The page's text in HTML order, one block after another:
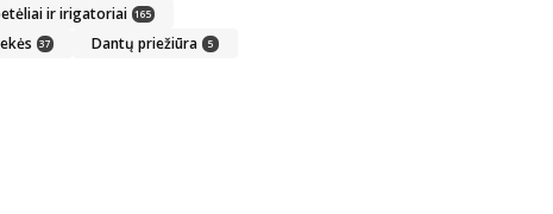
ir irigatoriai 165
37 Dantų priežiūra 5